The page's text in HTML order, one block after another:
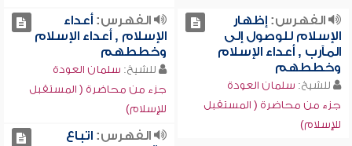
الفهرس:إظهار
الإسلام للوصول إلى
المآرب , أعداء الإسلام
وخططهم
للشيخ: سلمان العودة
جزء من محاضرة ( المستقبل
للإسلام)
الفهرس:أعداء
الإسلام , أعداء الإسلام
وخططهم
للشيخ: سلمان العودة
جزء من محاضرة ( المستقبل
للإسلام)
الفهرس:اتباع